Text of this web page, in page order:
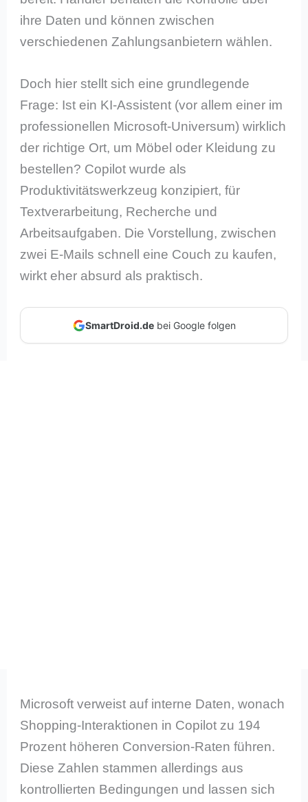
ihre Daten und können zwischen
verschiedenen Zahlungsanbietern wählen.
Doch hier stellt sich eine grundlegende
Frage: Ist ein KI-Assistent (vor allem einer im
professionellen Microsoft-Universum) wirklich
der richtige Ort, um Möbel oder Kleidung zu
bestellen? Copilot wurde als
Produktivitätswerkzeug konzipiert, für
Textverarbeitung, Recherche und
Arbeitsaufgaben. Die Vorstellung, zwischen
zwei E-Mails schnell eine Couch zu kaufen,
wirkt eher absurd als praktisch.
SmartDroid.debei Google folgen
Microsoft verweist auf interne Daten, wonach
Shopping-Interaktionen in Copilot zu 194
Prozent höheren Conversion-Raten führen.
Diese Zahlen stammen allerdings aus
kontrollierten Bedingungen und lassen sich